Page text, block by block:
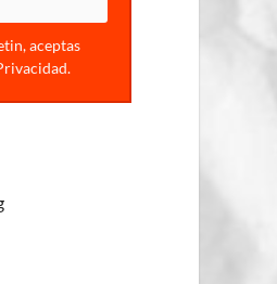
aceptas